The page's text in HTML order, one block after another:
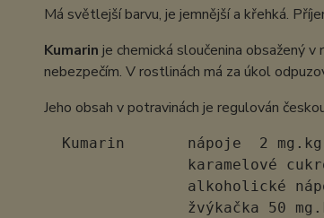
Má světlejší barvu, je jemnější a křehká.
Kumarin je chemická sloučenina obsažený
nebezpečím. V rostlinách má za úkol
Jeho obsah v potravinách je regulován
Kumarin       nápoje  2
karamelové
alkoholické
žvýkačka 50